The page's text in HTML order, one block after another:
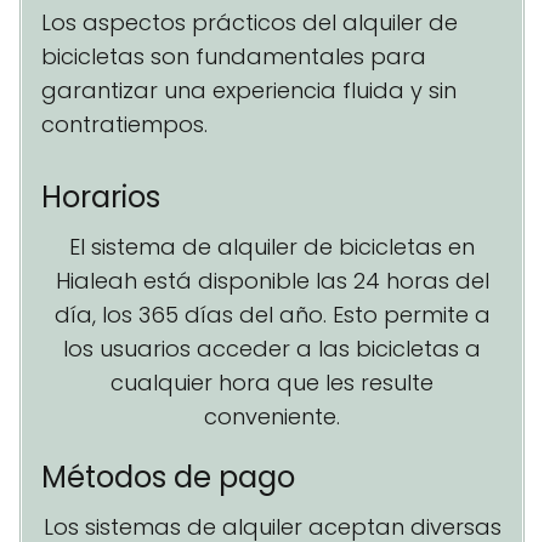
Los aspectos prácticos del alquiler de
bicicletas son fundamentales para
garantizar una experiencia fluida y sin
contratiempos.
Horarios
El sistema de alquiler de bicicletas en
Hialeah está disponible las 24 horas del
día, los 365 días del año. Esto permite a
los usuarios acceder a las bicicletas a
cualquier hora que les resulte
conveniente.
Métodos de pago
Los sistemas de alquiler aceptan diversas